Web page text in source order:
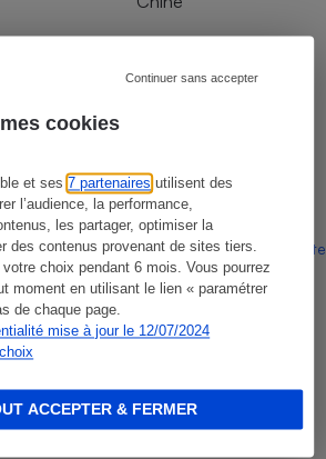
cookies
et ses7 partenaires utilisent des
l’audience, la performance,
les partager, optimiser la
des contenus provenant de sites tiers.
choix pendant 6 mois. Vous pourrez
moment en utilisant le lien « paramétrer
de chaque page.
mise à jour le 12/07/2024
Continuer sans accepter
ACCEPTER & FERMER
services est représentative du marché,
À l’exception des autorisations données
conformément aux règles de
La Note
relation contractuelle entre Que
référencés.
linge - Le protocole